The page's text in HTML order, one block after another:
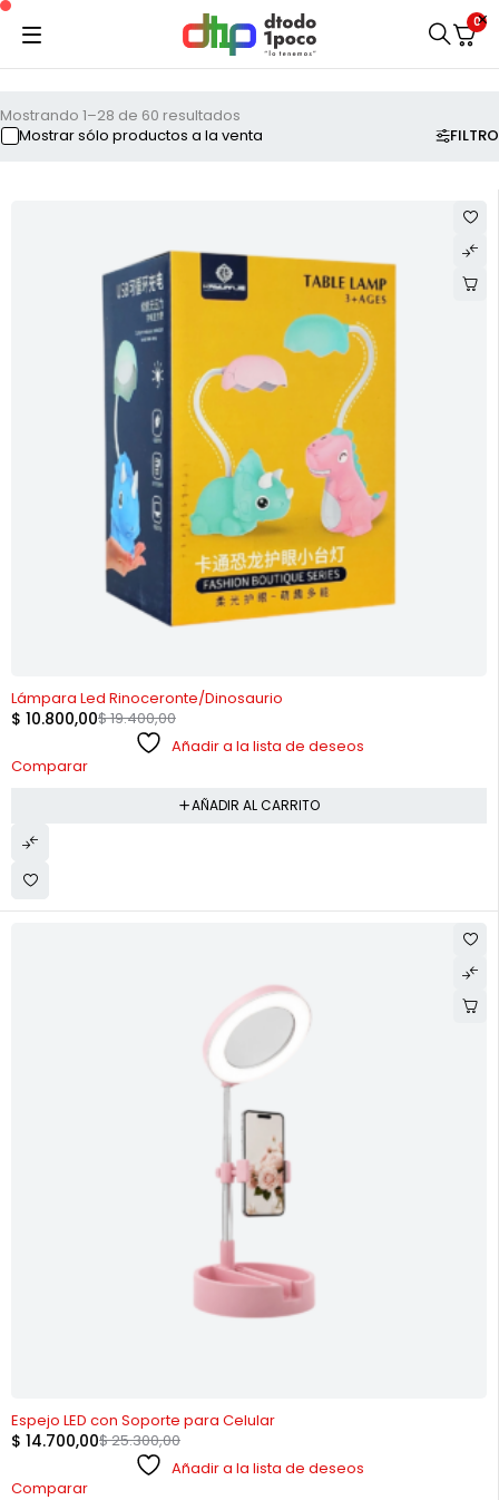
0
FILTRO
Mostrando 1–28 de 60 resultados
Mostrar sólo productos a la venta
-44%
Lámpara Led Rinoceronte/Dinosaurio
$19.400,00
$ 10.800,00
Añadir a la lista de deseos
Comparar
AÑADIR AL CARRITO
Espejo LED con Soporte para Celular
$25.300,00
$ 14.700,00
Añadir a la lista de deseos
Comparar